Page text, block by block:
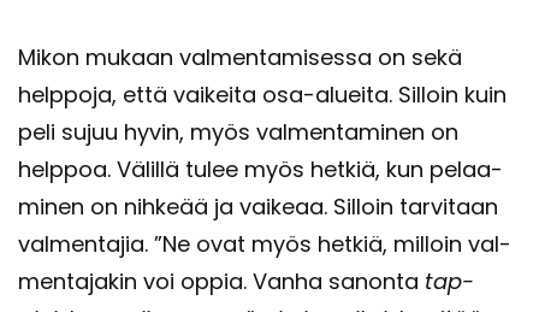
Mikon mu­kaan val­men­ta­mi­ses­sa on sekä
help­po­ja, että vai­kei­ta osa-​alueita. Sil­loin kuin
peli sujuu hyvin, myös val­men­ta­mi­nen on
help­poa. Vä­lil­lä tulee myös het­kiä, kun pe­laa­
mi­nen on nih­ke­ää ja vai­ke­aa. Sil­loin tar­vi­taan
val­men­ta­jia. ”Ne ovat myös het­kiä, mil­loin val­
men­ta­ja­kin voi oppia. Vanha sa­non­ta tap­